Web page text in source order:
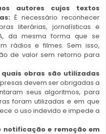
autores cujos textos
É necessário reconhecer
literárias, jornalísticas e
da mesma forma que se
rádios e filmes. Sem isso,
de valor sem retorno para
obras são utilizadas
devem ser obrigadas a
seus algoritmos, para
foram utilizadas e em que
o uso indevido e impede a
notificação e remoção em